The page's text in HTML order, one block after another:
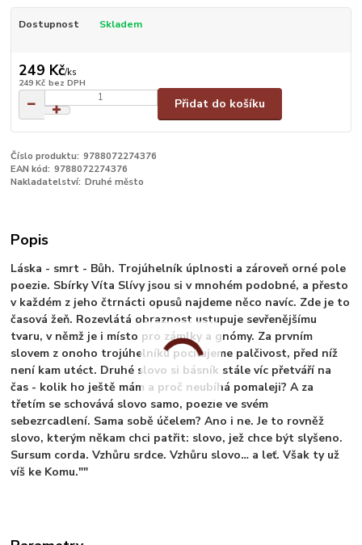
Dostupnost Skladem
249 Kč/ks
249 Kč bez DPH
Přidat do košíku
Číslo produktu: 9788072274376
EAN kód: 9788072274376
Nakladatelství: Druhé město
Popis
Láska - smrt - Bůh. Trojúhelník úplnosti a zároveň orné pole
poezie. Sbírky Víta Slívy jsou si v mnohém podobné, a přesto
v každém z jeho čtrnácti opusů najdeme něco navíc. Zde je to
časová žeň. Rozevlátá obraznost ustupuje sevřenějšímu
tvaru, v němž je i místo pro zámlky a gnómy. Za prvním
slovem z onoho trojúhelníku pociťujeme palčivost, před níž
není kam utéct. Druhé slovo si básník stále víc přetváří na
čas - kolik ho ještě mám a proč neubíhá pomaleji? A za
třetím se schovává slovo samo, poezie ve svém
sebezrcadlení. Sama sobě účelem? Ano i ne. Je to rovněž
slovo, kterým někam chci patřit: slovo, jež chce být slyšeno.
Sursum corda. Vzhůru srdce. Vzhůru slovo… a leť. Však ty už
víš ke Komu.""